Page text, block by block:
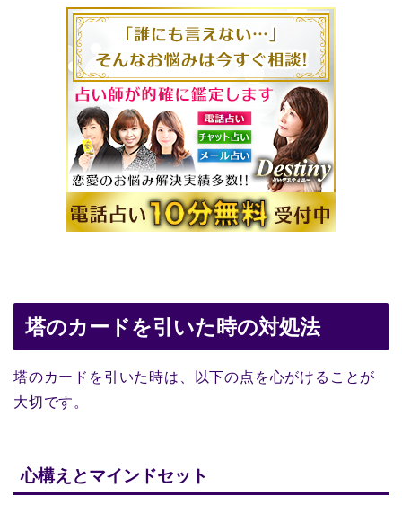
塔のカードを引いた時の対処法
塔のカードを引いた時は、以下の点を心がけることが
大切です。
心構えとマインドセット